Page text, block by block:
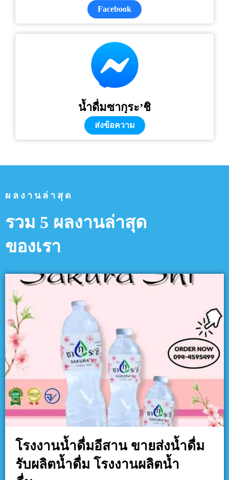
Facebook
น้ำดื่มซากุระ’ชิ
ส่งข้อความ
ผลงานล่าสุด
รวม 5 ผลงานล่าสุด
ของเรา
โรงงานน้ำดื่มอีสาน ขายส่งน้ำดื่ม
รับผลิตน้ำดื่ม โรงงานผลิตน้ำ